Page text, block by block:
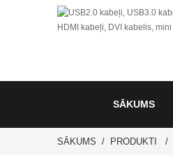
SĀKUMS
SĀKUMS PRODUKTI